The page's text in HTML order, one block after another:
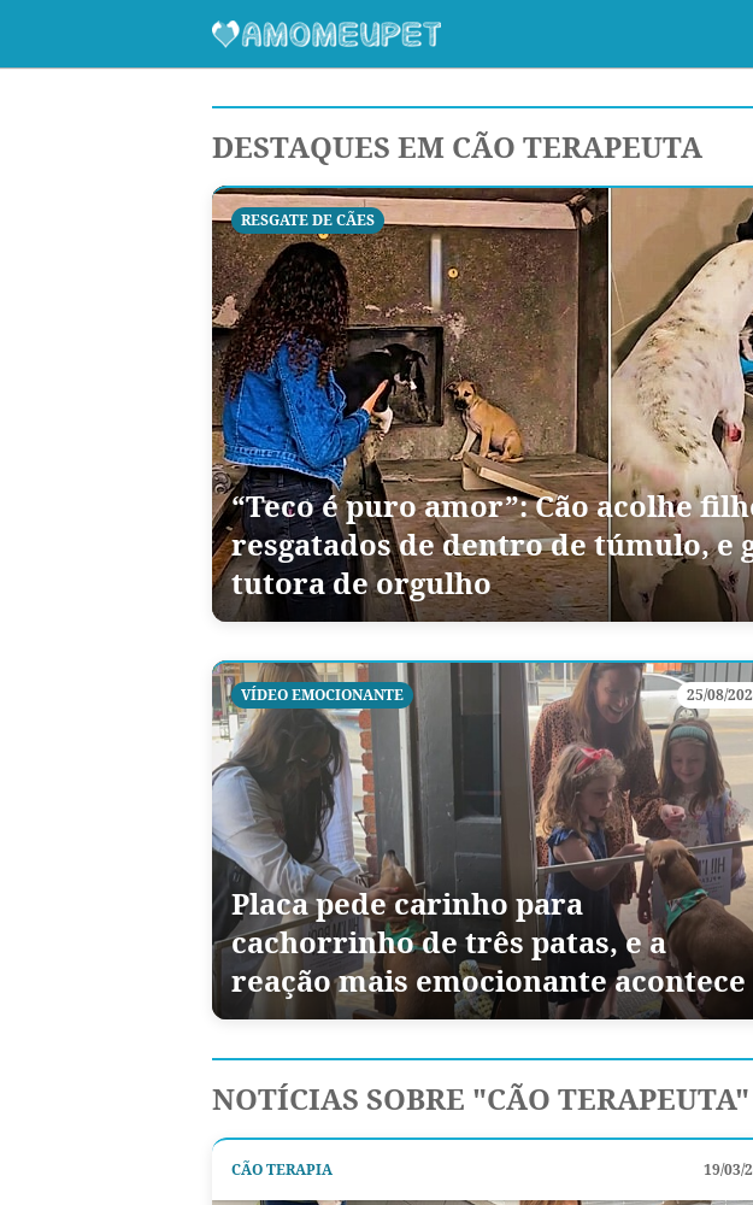
DESTAQUES EM CÃO TERAPEUTA
RESGATE DE CÃES
“Teco é puro amor”: Cão acolhe
resgatados de dentro de túmulo, e
tutora de orgulho
VÍDEO EMOCIONANTE 25/08/
Placa pede carinho para
cachorrinho de três patas, e a
reação mais emocionante acontece
NOTÍCIAS SOBRE "CÃO TERAPEUTA"
CÃO TERAPIA 19/03/